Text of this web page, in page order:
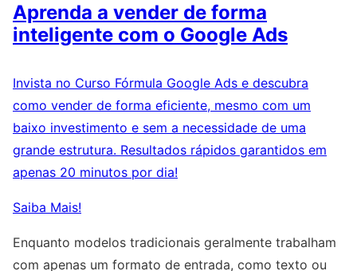
Aprenda a vender de forma
inteligente com o Google Ads
Invista no Curso Fórmula Google Ads e descubra
como vender de forma eficiente, mesmo com um
baixo investimento e sem a necessidade de uma
grande estrutura. Resultados rápidos garantidos em
apenas 20 minutos por dia!
Saiba Mais!
Enquanto modelos tradicionais geralmente trabalham
com apenas um formato de entrada, como texto ou